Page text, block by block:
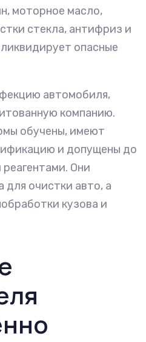
моторное масло,
стекла, антифриз и
опасные
автомобиля,
компанию.
обучены, имеют
и допущены до
Они
для очистки авто, а
кузова и